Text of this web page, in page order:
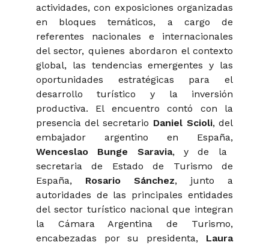
actividades, con exposiciones organizadas
en bloques temáticos, a cargo de
referentes nacionales e internacionales
del sector, quienes abordaron el contexto
global, las tendencias emergentes y las
oportunidades estratégicas para el
desarrollo turístico y la inversión
productiva. El encuentro contó con la
presencia del secretario Daniel Scioli, del
embajador argentino en España,
Wenceslao Bunge Saravia, y de la
secretaria de Estado de Turismo de
España,Rosario Sánchez, junto a
autoridades de las principales entidades
del sector turístico nacional que integran
la Cámara Argentina de Turismo,
encabezadas por su presidenta, Laura